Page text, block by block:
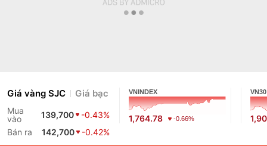
Giá vàng SJC Giá bạc
Mua
vào
139,700
-0.43%
Bán ra
142,700 -0.42%
VNINDEX
1,764.78 -0.66%
VN30